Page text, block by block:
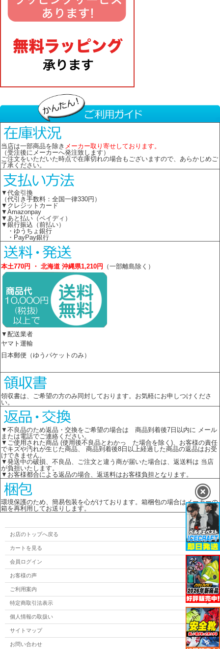
当店は一部商品を除き メーカー取り寄せしております。
（受注後にメーカーへ発注致します）
ご注文をいただいた時点で在庫切れの場合もございますので、あらかじめご
了承ください。
▼代金引換
（代引き手数料：全国一律330円）
▼クレジットカード
▼Amazonpay
▼あと払い（ペイディ）
▼銀行振込（前払い）
・ゆうちょ銀行
・PayPay銀行
本土770円 ・ 北海道 沖縄県1,210円 （一部離島除く）
▼配送業者
ヤマト運輸
日本郵便（ゆうパケットのみ）
領収書は、ご希望の方のみ同封しております。お気軽にお申しつけくださ
い。
▼不良品のため返品・交換をご希望の場合は 商品到着後7日以内に メール
または電話でご連絡ください。
▼ご使用された商品 (使用後不良品とわかっ た場合を除く)、お客様の責任
でキズや汚れが生じた商品、 商品到着後8日以上経過した商品の返品はお受
けできません。
▼発送中の破損、不良品、ご注文と違う商が届いた場合は、返送料は 当店
が負担いたします。
▼お客様都合による返品の場合、返送料はお客様負担となります。
環境保護のため、簡易包装を心がけております。箱梱包の場合はメーカーの
箱を再利用してお送りします。
お店のトップへ戻る
カートを見る
会員ログイン
お客様の声
ご利用案内
特定商取引法表示
個人情報の取扱い
サイトマップ
お問い合わせ